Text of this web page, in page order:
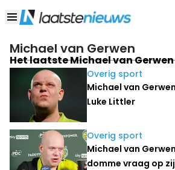
Michael van Gerwen
Het laatste Michael van
Overig sport
Michael van
Luke Littler
Overig sport
Michael van
domme vraag op